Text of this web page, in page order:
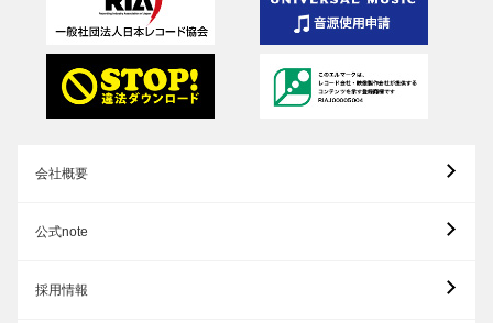
会社概要
公式note
採用情報